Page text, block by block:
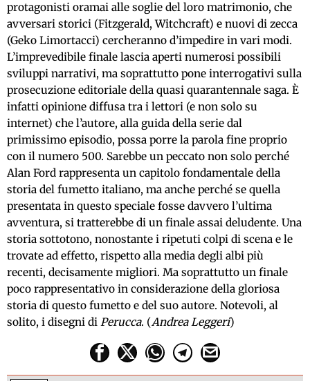
protagonisti oramai alle soglie del loro matrimonio, che
avversari storici (Fitzgerald, Witchcraft) e nuovi di zecca
(Geko Limortacci) cercheranno d’impedire in vari modi.
L’imprevedibile finale lascia aperti numerosi possibili
sviluppi narrativi, ma soprattutto pone interrogativi sulla
prosecuzione editoriale della quasi quarantennale saga. È
infatti opinione diffusa tra i lettori (e non solo su
internet) che l’autore, alla guida della serie dal
primissimo episodio, possa porre la parola fine proprio
con il numero 500. Sarebbe un peccato non solo perché
Alan Ford rappresenta un capitolo fondamentale della
storia del fumetto italiano, ma anche perché se quella
presentata in questo speciale fosse davvero l’ultima
avventura, si tratterebbe di un finale assai deludente. Una
storia sottotono, nonostante i ripetuti colpi di scena e le
trovate ad effetto, rispetto alla media degli albi più
recenti, decisamente migliori. Ma soprattutto un finale
poco rappresentativo in considerazione della gloriosa
storia di questo fumetto e del suo autore. Notevoli, al
solito, i disegni di Perucca. (Andrea Leggeri)